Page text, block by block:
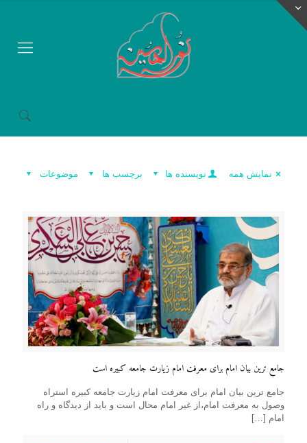
موضوعات برچسب ها نویسنده ها نمایش همه
جامع ترین بیان امام برای معرفت امام زیارت جامعه کبیره است
جامع ترین بیان امام برای معرفت امام زیارت جامعه کبیره استراه
وصول به معرفت امام،از غیر امام محال است و باید از دیدگاه و راه
امام […]